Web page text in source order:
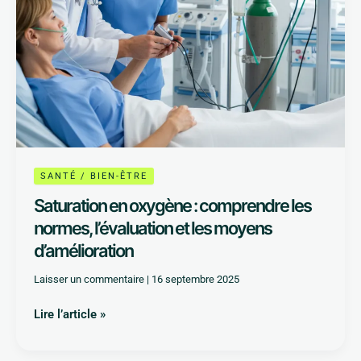
SANTÉ / BIEN-ÊTRE
Saturation en oxygène : comprendre les
normes, l’évaluation et les moyens
d’amélioration
Laisser un commentaire | 16 septembre 2025
moyens
d’amélioration
Lire l’article »